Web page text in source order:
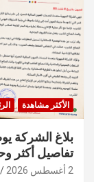
الأكثر مشاهدة
بلاغ الشركة
تفاصيل أكثر
2 أغسطس 2026